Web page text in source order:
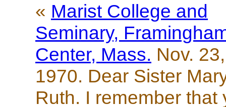
« Marist College and
Seminary,
Center, Mass. Nov. 23,
1970. Dear Sister
Ruth. I remember that